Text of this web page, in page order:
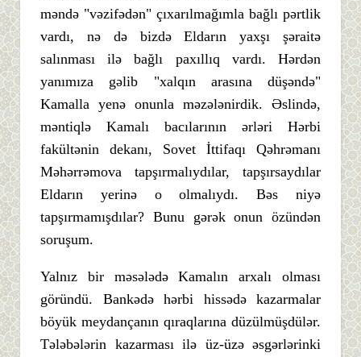
məndə "vəzifədən" çıxarılmağımla bağlı pərtlik
vardı, nə də bizdə Eldarın yaxşı şəraitə
salınması ilə bağlı paxıllıq vardı. Hərdən
yanımıza gəlib "xalqın arasına düşəndə"
Kamalla yenə onunla məzələnirdik. Əslində,
məntiqlə Kamalı bacılarının ərləri Hərbi
fakültənin dekanı, Sovet İttifaqı Qəhrəmanı
Məhərrəmova tapşırmalıydılar, tapşırsaydılar
Eldarın yerinə o olmalıydı. Bəs niyə
tapşırmamışdılar? Bunu gərək onun özündən
soruşum.
Yalnız bir məsələdə Kamalın arxalı olması
göründü. Bankədə hərbi hissədə kazarmalar
böyük meydançanın qıraqlarına düzülmüşdülər.
Tələbələrin kazarması ilə üz-üzə əsgərlərinki